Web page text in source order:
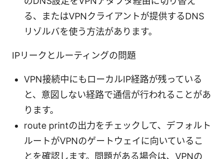
る、またはVPNクライアントが提供するDNS
リゾルバを使う方法があります。
IPリークとルーティングの問題
VPN接続中にもローカルIP経路が残っている
と、意図しない経路で通信が行われることがあ
ります。
route printの出力をチェックして、デフォルト
ルートがVPNのゲートウェイに向いているこ
とを確認します。問題がある場合は、VPNの